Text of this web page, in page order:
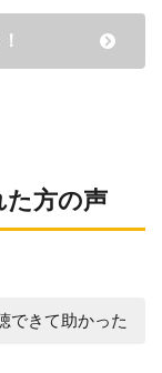
た方の声
できて助かった